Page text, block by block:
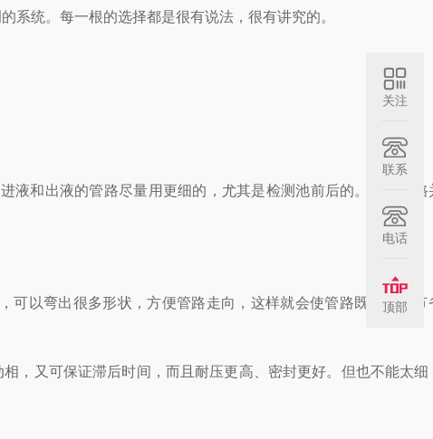
系统。每一根的选择都是很有说法，很有讲究的。
液和出液的管路尽量用更细的，尤其是检测池前后的。这些管路
可以弯出很多形状，方便管路走向，这样就会使管路既漂亮又节
，又可保证滞后时间，而且耐压更高、密封更好。但也不能太细
关注
联系
电话
顶部